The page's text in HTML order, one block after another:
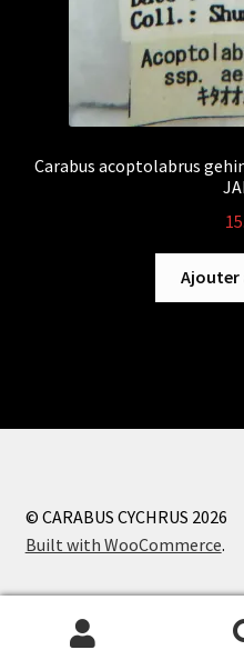
Carabus acoptolabrus
Ajouter
© CARABUS CYCHRUS 2026
Built with WooCommerce.
Recherche
Recherche